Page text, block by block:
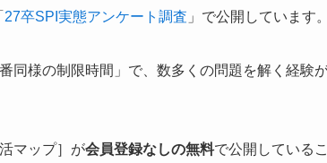
27卒SPI実態アンケート調査 」で公開しています
同様の制限時間」で、数多くの問題を解く経験
マップ］が会員登録なしの無料で公開している